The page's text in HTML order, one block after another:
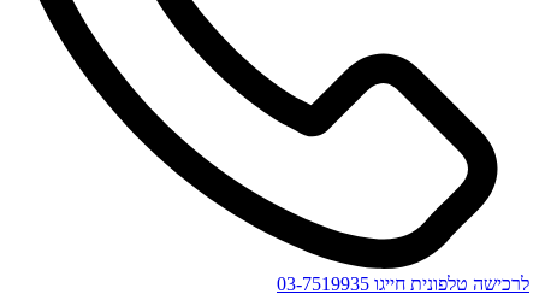
לרכישה טלפונית חייגו 03-7519935